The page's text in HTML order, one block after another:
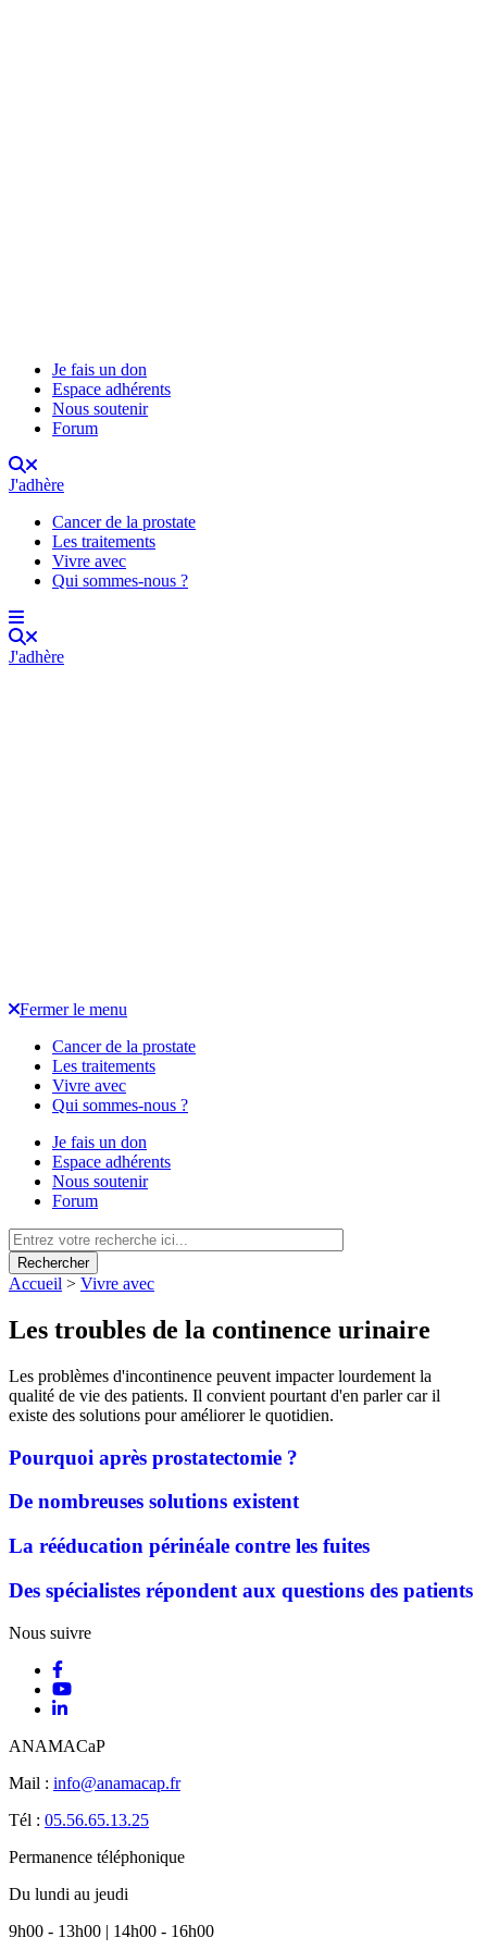
Je fais un don
Espace adhérents
Nous soutenir
Forum
J'adhère
Cancer de la prostate
Les traitements
Vivre avec
Qui sommes-nous ?
J'adhère
Fermer le menu
Cancer de la prostate
Les traitements
Vivre avec
Qui sommes-nous ?
Je fais un don
Espace adhérents
Nous soutenir
Forum
Rechercher
Accueil > Vivre avec
Les troubles de la continence urinaire
Les problèmes d'incontinence peuvent impacter lourdement la
qualité de vie des patients. Il convient pourtant d'en parler car il
existe des solutions pour améliorer le quotidien.
Pourquoi après prostatectomie ?
De nombreuses solutions existent
La rééducation périnéale contre les fuites
Des spécialistes répondent aux questions des patients
Nous suivre
ANAMACaP
Mail : info@anamacap.fr
Tél : 05.56.65.13.25
Permanence téléphonique
Du lundi au jeudi
9h00 - 13h00 | 14h00 - 16h00